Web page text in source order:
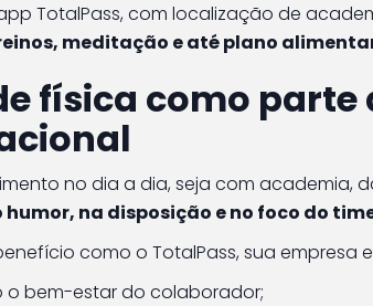
TotalPass, com localização de
meditação e até plano
física como parte
no dia a dia, seja com academia,
na disposição e no foco do
como o TotalPass, sua empresa
o bem-estar do colaborador;